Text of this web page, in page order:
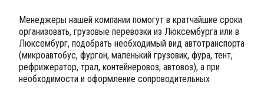
Менеджеры нашей компании помогут в кратчайшие сроки
организовать, грузовые перевозки из Люксембурга или в
Люксембург, подобрать необходимый вид автотранспорта
(микроавтобус, фургон, маленький грузовик, фура, тент,
рефрижератор, трал, контейнеровоз, автовоз), а при
необходимости и оформление сопроводительных